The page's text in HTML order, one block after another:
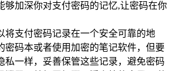
够加深你对支付密码的记忆,让密码在你
将支付密码记录在一个安全可靠的地
密码本或者使用加密的笔记软件，但要
私一样，妥善保管这些记录，避免密码